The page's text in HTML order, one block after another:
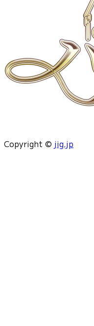
Copyright © jig.jp